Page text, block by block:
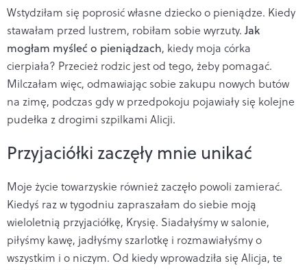
Wstydziłam się poprosić własne dziecko o pieniądze. Kiedy
stawałam przed lustrem, robiłam sobie wyrzuty. Jak
mogłam myśleć o pieniądzach, kiedy moja córka
cierpiała? Przecież rodzic jest od tego, żeby pomagać.
Milczałam więc, odmawiając sobie zakupu nowych butów
na zimę, podczas gdy w przedpokoju pojawiały się kolejne
pudełka z drogimi szpilkami Alicji.
Przyjaciółki zaczęły mnie unikać
Moje życie towarzyskie również zaczęło powoli zamierać.
Kiedyś raz w tygodniu zapraszałam do siebie moją
wieloletnią przyjaciółkę, Krysię. Siadałyśmy w salonie,
piłyśmy kawę, jadłyśmy szarlotkę i rozmawiałyśmy o
wszystkim i o niczym. Od kiedy wprowadziła się Alicja, te